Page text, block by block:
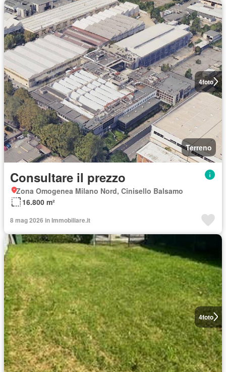
4foto
Terreno
Consultare il prezzo
Zona Omogenea Milano Nord, Cinisello Balsamo
16.800 m²
8 mag 2026 in Immobiliare.it
4foto